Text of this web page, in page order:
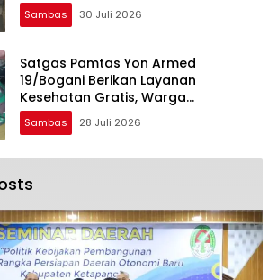
Sambas 30 Juli 2026
Satgas Pamtas Yon Armed
19/Bogani Berikan Layanan
Kesehatan Gratis, Warga
Perbatasan Sajingan Antusias
Periksa Tensi
Sambas 28 Juli 2026